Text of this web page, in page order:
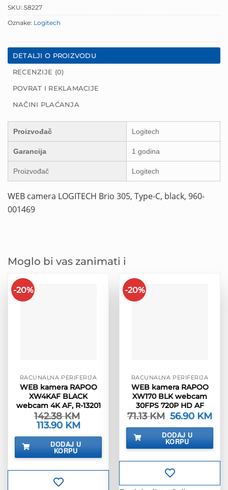
SKU: 58227
Oznake: Logitech
DETALJI O PROIZVODU
RECENZIJE (0)
POVRAT I REKLAMACIJE
NAČINI PLAĆANJA
Proizvođač Logitech
Garancija 1 godina
Proizvođač Logitech
WEB camera LOGITECH Brio 305, Type-C, black, 960-
001469
Moglo bi vas zanimati i
-20%
RAČUNALNA PERIFERIJA
WEB kamera RAPOO
XW4KAF BLACK
webcam 4K AF, R-13201
142.38KM
Izvorna
cijena
bila
142.38 KM.
113.90 KM
je:
113.90 KM.
DODAJ U
KORPU
-20%
RAČUNALNA PERIFERIJA
WEB kamera RAPOO
XW170 BLK webcam
30FPS 720P HD AF
71.13KM Izvorna
cijena
bila
je:
71.13 KM.
56.90 KM
je:
DODAJ U
KORPU